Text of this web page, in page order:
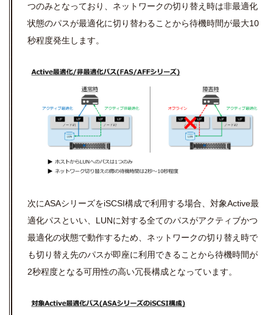
つのみとなっており、ネットワークの切り替え時は非最適化
状態のパスが最適化に切り替わることから待機時間が最大10
秒程度発生します。
次にASAシリーズをiSCSI構成で利用する場合、対象Active最
適化パスといい、LUNに対する全てのパスがアクティブかつ
最適化の状態で動作するため、ネットワークの切り替え時で
も切り替え先のパスが即座に利用できることから待機時間が
2秒程度となる可用性の高い冗長構成となっています。